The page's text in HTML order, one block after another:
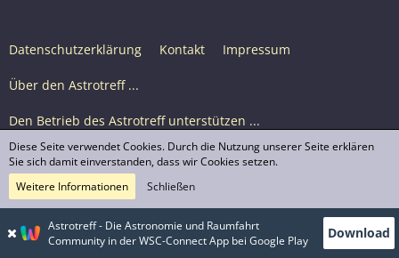
Datenschutzerklärung Kontakt Impressum
Über den Astrotreff ...
Den Betrieb des Astrotreff unterstützen ...
Nutzungsbedingungen
© Astrotreff 2001-2026, lizenziert unter CC BY-SA,
sofern für einzelne Inhalte nicht anders angegeben
Astrotreff - Die Astronomie und Raumfahrt
Community in der WSC-Connect App bei Google Play
Download
Diese Seite verwendet Cookies. Durch die Nutzung unserer Seite erklären
Sie sich damit einverstanden, dass wir Cookies setzen.
Weitere Informationen
Schließen